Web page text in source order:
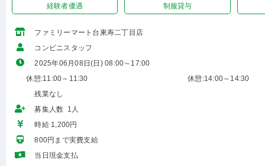
経験者優遇 制服貸与
ファミリーマート台東寿二丁目店
コンビニスタッフ
2025年06月08日(日) 08:00～17:00
休憩:11:00～11:30
休憩:14:00～14:30
残業なし
募集人数 1人
時給 1,200円
800円まで実費支給
当日現金支払